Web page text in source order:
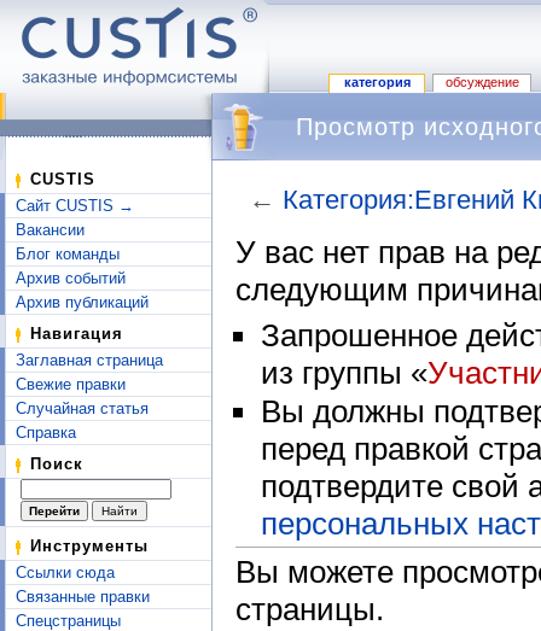
категория обсуждение
CUSTIS
Сайт CUSTIS →
Вакансии
Блог команды
Архив событий
Архив публикаций
Навигация
Заглавная страница
Свежие правки
Случайная статья
Справка
Поиск
Инструменты
Ссылки сюда
Связанные правки
Спецстраницы
Просмотр
← Категория:Евгений
У вас нет прав на
следующим
Запрошенное
из группы «
Вы должны
перед правкой
подтвердите свой
персональных
Вы можете
страницы.